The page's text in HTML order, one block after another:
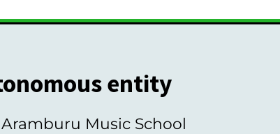
entity
Music School